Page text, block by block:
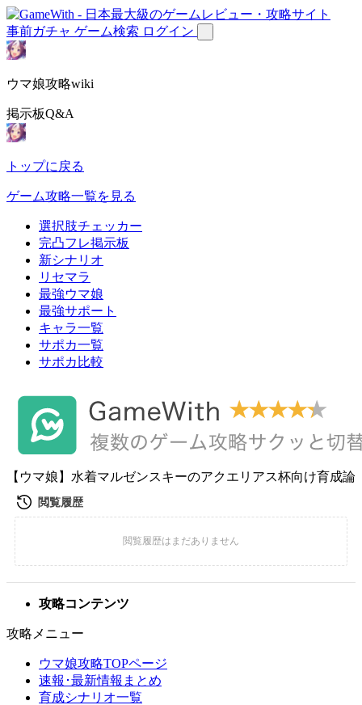
事前ガチャ ゲーム検索 ログイン
ウマ娘攻略wiki
掲示板Q&A
トップに戻る
ゲーム攻略一覧を見る
選択肢チェッカー
完凸フレ掲示板
新シナリオ
リセマラ
最強ウマ娘
最強サポート
キャラ一覧
サポカ一覧
サポカ比較
【ウマ娘】水着マルゼンスキーのアクエリアス杯向け育成論
攻略コンテンツ
攻略メニュー
ウマ娘攻略TOPページ
速報･最新情報まとめ
育成シナリオ一覧